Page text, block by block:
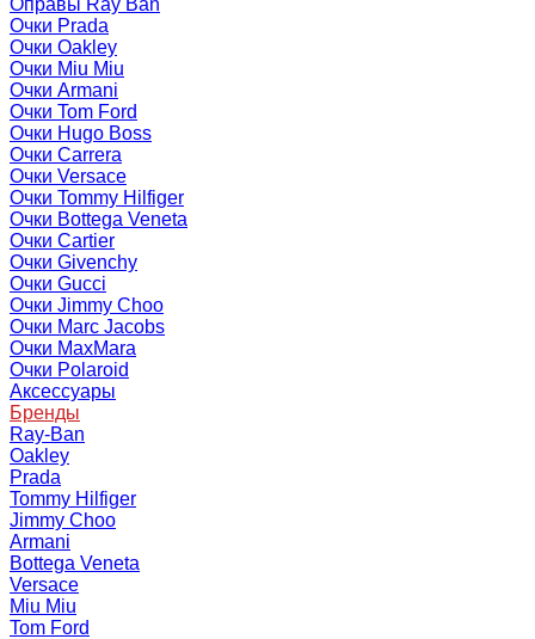
Оправы Ray Ban
Очки Prada
Очки Oakley
Очки Miu Miu
Очки Armani
Очки Tom Ford
Очки Hugo Boss
Очки Carrera
Очки Versace
Очки Tommy Hilfiger
Очки Bottega Veneta
Очки Cartier
Очки Givenchy
Очки Gucci
Очки Jimmy Choo
Очки Marc Jacobs
Очки MaxMara
Очки Polaroid
Аксессуары
Бренды
Ray-Ban
Oakley
Prada
Tommy Hilfiger
Jimmy Choo
Armani
Bottega Veneta
Versace
Miu Miu
Tom Ford